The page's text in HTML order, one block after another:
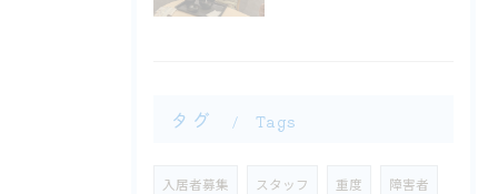
タグ Tags
入居者募集 スタッフ 重度 障害者